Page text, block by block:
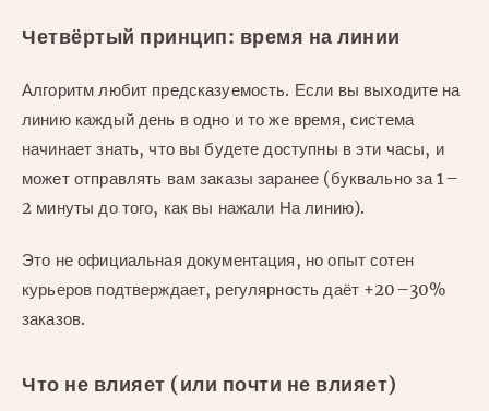
Четвёртый принцип: время на линии
Алгоритм любит предсказуемость. Если вы выходите на
линию каждый день в одно и то же время, система
начинает знать, что вы будете доступны в эти часы, и
может отправлять вам заказы заранее (буквально за 1–
2 минуты до того, как вы нажали На линию).
Это не официальная документация, но опыт сотен
курьеров подтверждает, регулярность даёт +20–30%
заказов.
Что не влияет (или почти не влияет)